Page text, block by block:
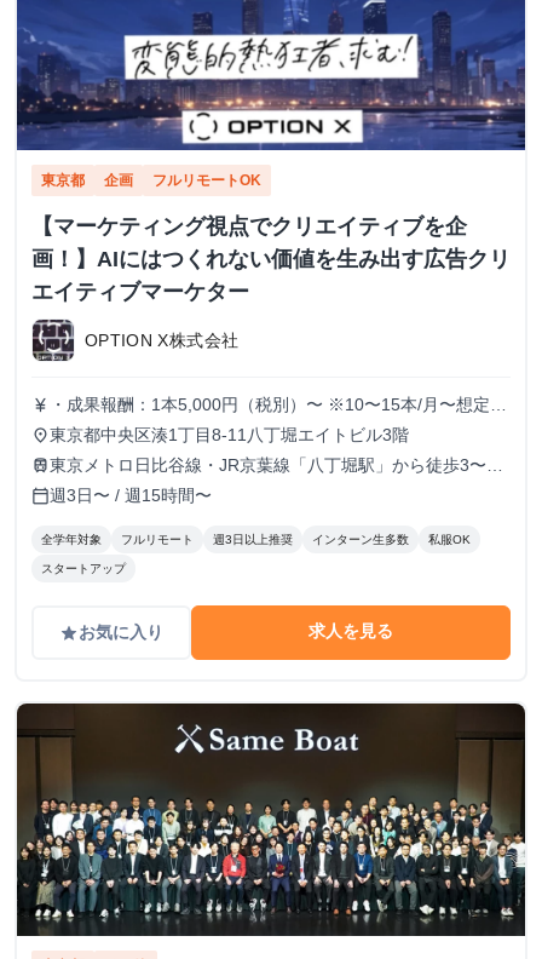
東京都 企画 フルリモートOK
【マーケティング視点でクリエイティブを企
画！】AIにはつくれない価値を生み出す広告クリ
エイティブマーケター
OPTION X株式会社
currency_yen ・成果報酬：1本5,000円（税別）〜 ※10〜15本/月〜想定
※経験、実績、能力等によって変動 ※トライアル期間の場
合変動あり
place東京都中央区湊1丁目8-11八丁堀エイトビル3階
train東京メトロ日比谷線・JR京葉線「八丁堀駅」から徒歩3〜6
分
calendar_today週3日〜 / 週15時間〜
全学年対象 フルリモート 週3日以上推奨 インターン生多数 私服OK
スタートアップ
gradeお気に入り 求人を見る